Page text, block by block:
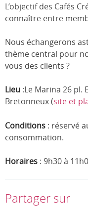
L’objectif des Cafés
connaître entre
Nous échangerons
thème central pour
vous des clients ?
Lieu :Le Marina 26 pl.
Bretonneux (site et
Conditions : réservé
consommation.
Horaires : 9h30 à
Partager sur